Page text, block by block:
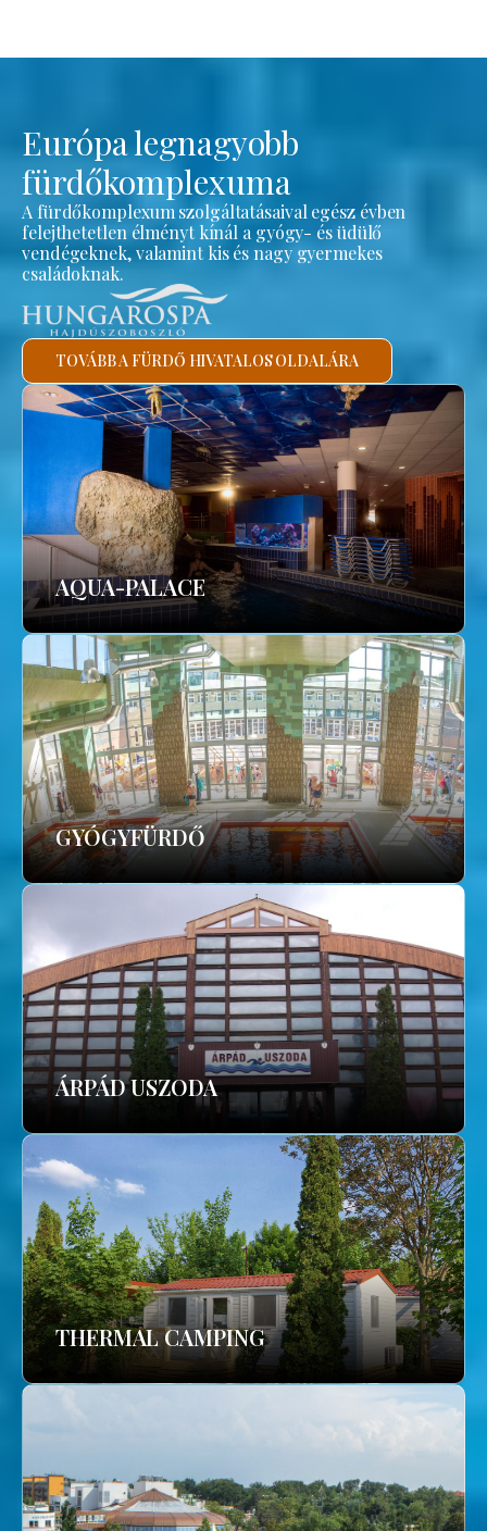
Európa legnagyobb
fürdőkomplexuma
A fürdőkomplexum szolgáltatásaival egész évben
felejthetetlen élményt kínál a gyógy- és üdülő
vendégeknek, valamint kis és nagy gyermekes
családoknak.
TOVÁBB A FÜRDŐ HIVATALOS OLDALÁRA
AQUA-PALACE
GYÓGYFÜRDŐ
ÁRPÁD USZODA
THERMAL CAMPING